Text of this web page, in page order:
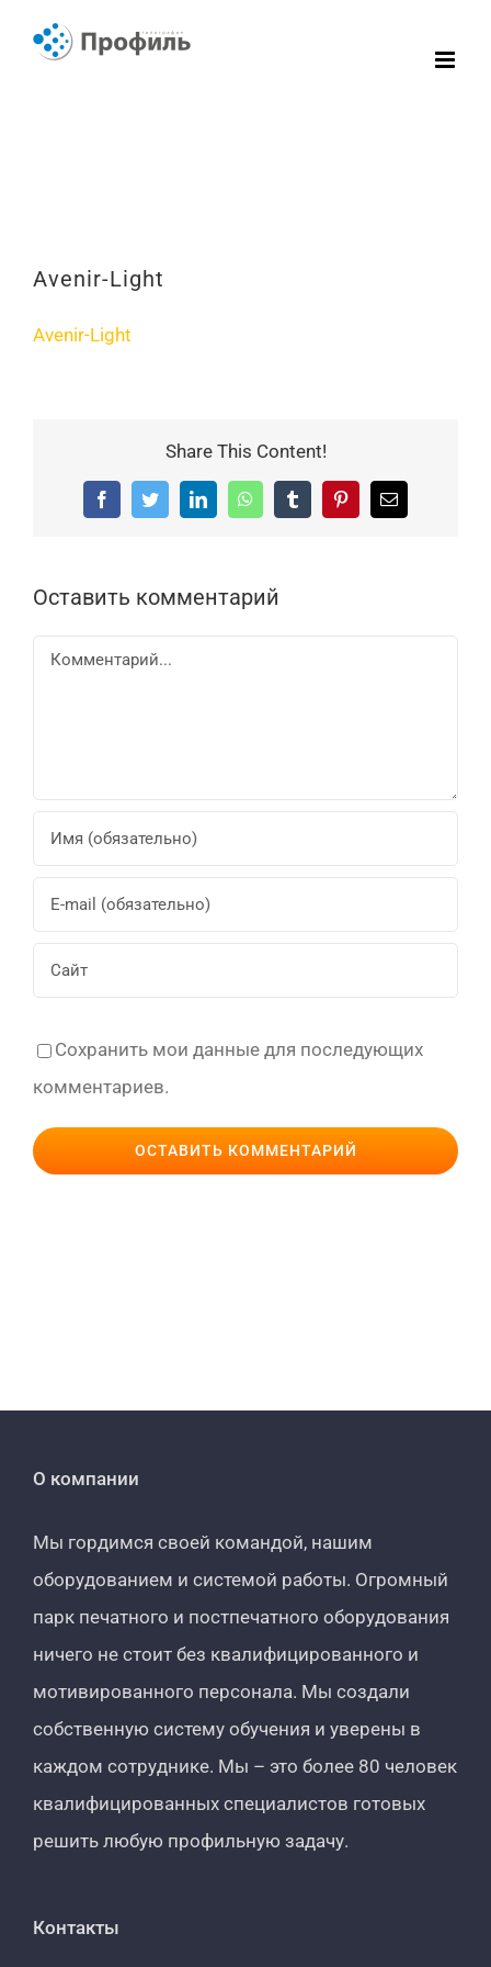
Avenir-Light
Avenir-Light
Share This Content!
FacebookTwitterLinkedInWhatsAppTumblrPinterestEmail
Оставить комментарий
Комментарий
Сохранить мои данные для последующих
комментариев.
О компании
Мы гордимся своей командой, нашим
оборудованием и системой работы. Огромный
парк печатного и постпечатного оборудования
ничего не стоит без квалифицированного и
мотивированного персонала. Мы создали
собственную систему обучения и уверены в
каждом сотруднике. Мы – это более 80 человек
квалифицированных специалистов готовых
решить любую профильную задачу.
Контакты